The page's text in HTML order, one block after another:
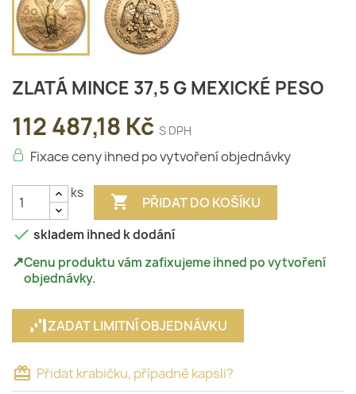
ZLATÁ MINCE 37,5 G MEXICKÉ PESO
112 487,18 Kč S DPH
Fixace ceny ihned po vytvoření objednávky
ks  PŘIDAT DO KOŠÍKU
 skladem ihned k dodání
↗Cenu produktu vám zafixujeme ihned po vytvoření
objednávky.
ZADAT LIMITNÍ OBJEDNÁVKU
card_giftcard Přidat krabičku, případně kapsli?